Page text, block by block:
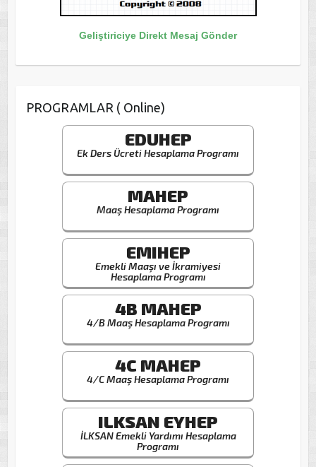
Geliştiriciye Direkt Mesaj Gönder
PROGRAMLAR ( Online)
EDUHEP
Ek Ders Ücreti Hesaplama Programı
MAHEP
Maaş Hesaplama Programı
EMIHEP
Emekli Maaşı ve İkramiyesi
Hesaplama Programı
4B MAHEP
4/B Maaş Hesaplama Programı
4C MAHEP
4/C Maaş Hesaplama Programı
ILKSAN EYHEP
İLKSAN Emekli Yardımı Hesaplama
Programı